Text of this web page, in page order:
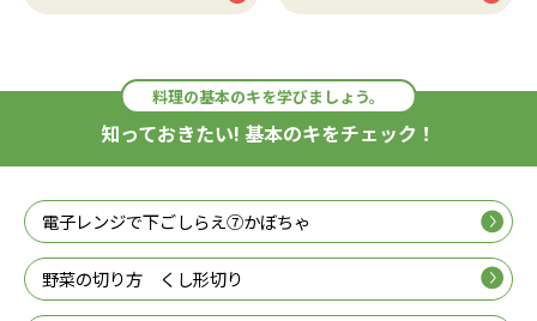
料理の基本のキを学びましょう。
知っておきたい! 基本のキをチェック！
電子レンジで下ごしらえ⑦かぼちゃ
野菜の切り方 くし形切り